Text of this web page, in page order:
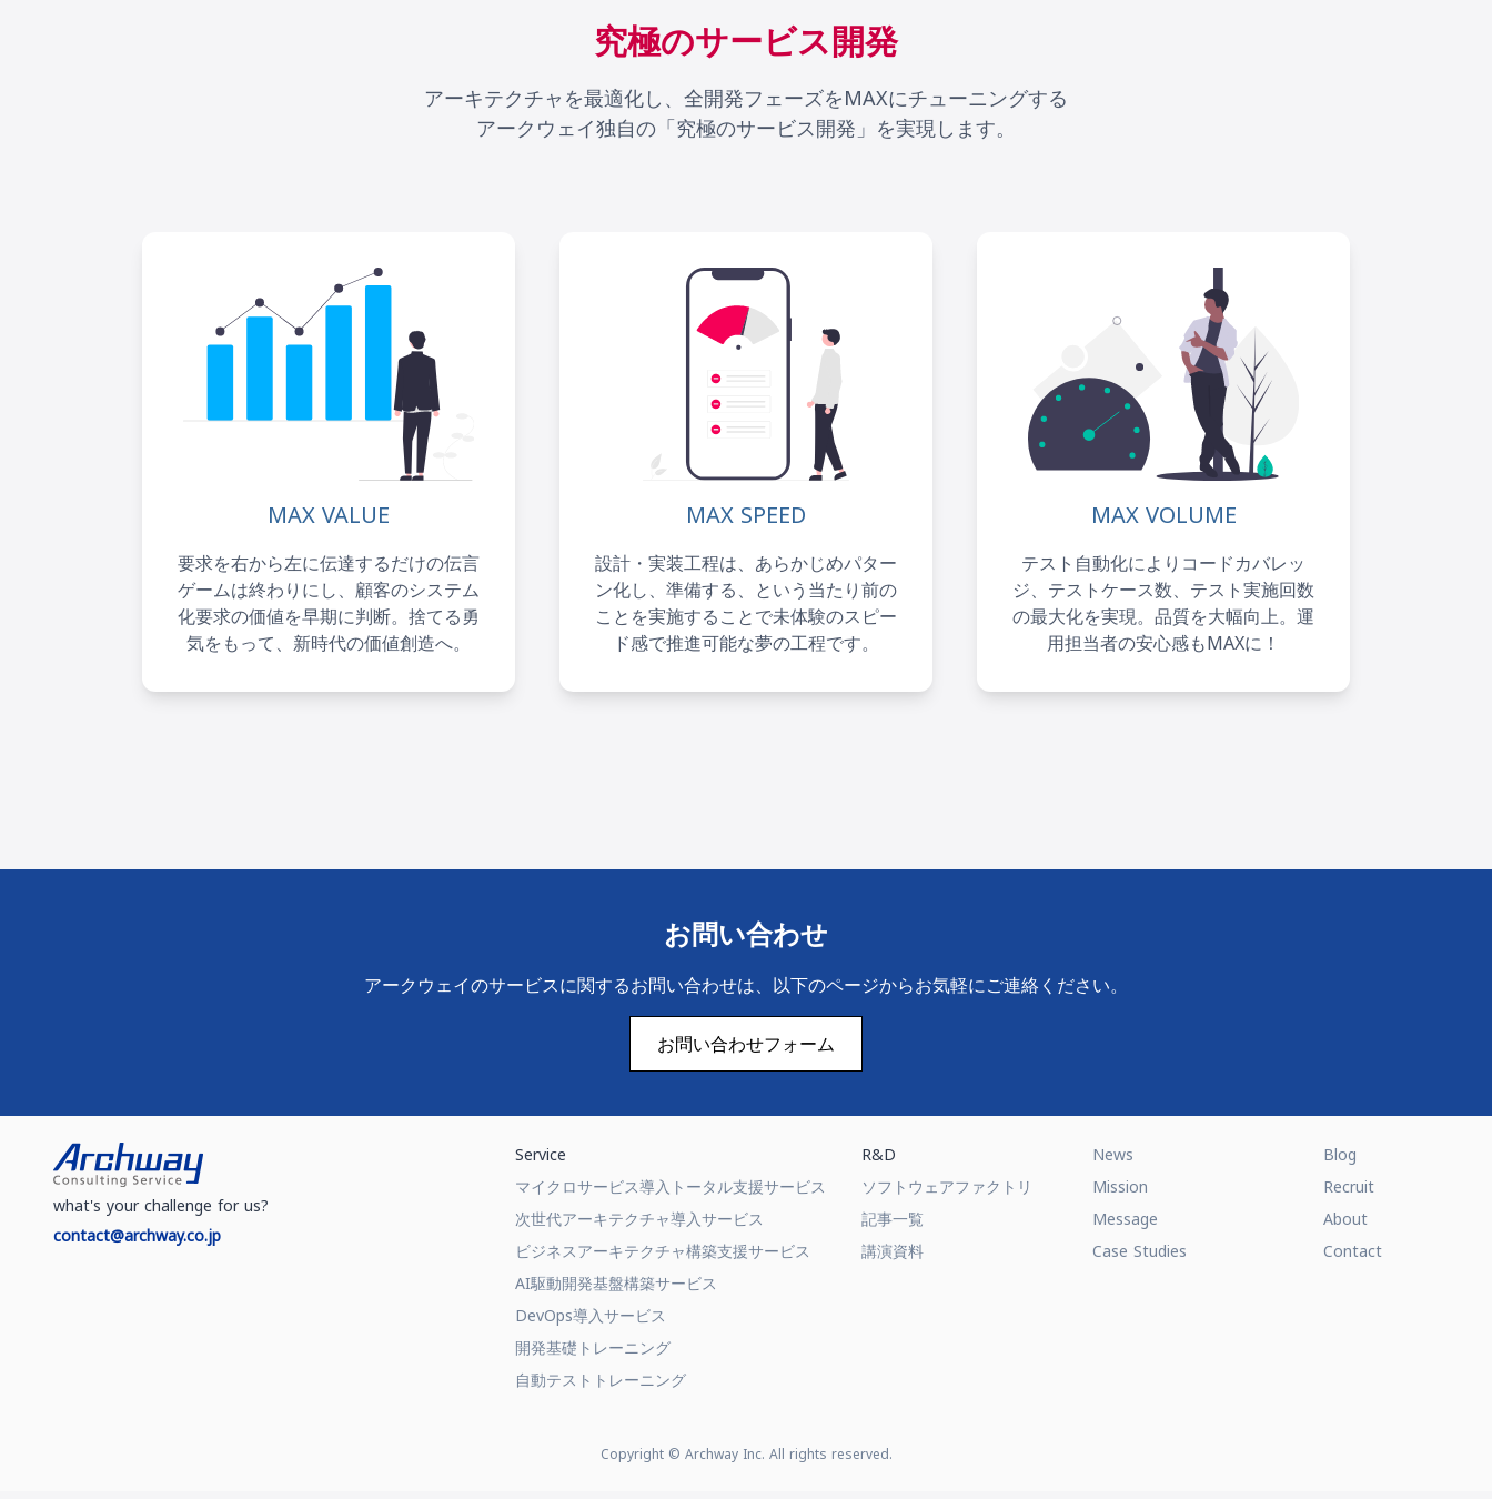
究極のサービス開発
アーキテクチャを最適化し、全開発フェーズをMAXにチューニングする
アークウェイ独自の「究極のサービス開発」を実現します。
MAX VALUE
要求を右から左に伝達するだけの伝言
ゲームは終わりにし、顧客のシステム
化要求の価値を早期に判断。捨てる勇
気をもって、新時代の価値創造へ。
MAX SPEED
設計・実装工程は、あらかじめパター
ン化し、準備する、という当たり前の
ことを実施することで未体験のスピー
ド感で推進可能な夢の工程です。
MAX VOLUME
テスト自動化によりコードカバレッ
ジ、テストケース数、テスト実施回数
の最大化を実現。品質を大幅向上。運
用担当者の安心感もMAXに！
お問い合わせ
アークウェイのサービスに関するお問い合わせは、以下のページからお気軽にご連絡ください。
お問い合わせフォーム
what's your challenge for us?
contact@archway.co.jp
Service
マイクロサービス導入トータル支援サービス
次世代アーキテクチャ導入サービス
ビジネスアーキテクチャ構築支援サービス
AI駆動開発基盤構築サービス
DevOps導入サービス
開発基礎トレーニング
自動テストトレーニング
R&D
ソフトウェアファクトリ
記事一覧
講演資料
News
Mission
Message
Case Studies
Blog
Recruit
About
Contact
Copyright © Archway Inc. All rights reserved.